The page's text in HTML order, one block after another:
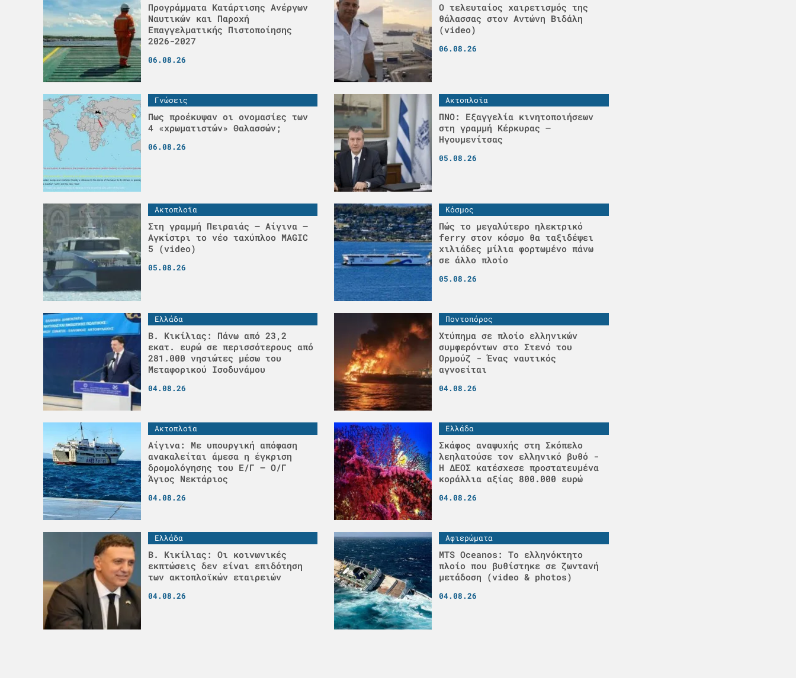
Προγράμματα Κατάρτισης Ανέργων
Ναυτικών και Παροχή
Επαγγελματικής Πιστοποίησης
2026-2027
06.08.26
Ο τελευταίος χαιρετισμός της
θάλασσας στον Αντώνη Βιδάλη
(video)
06.08.26
Γνώσεις
Πως προέκυψαν οι ονομασίες των
4 «χρωματιστών» Θαλασσών;
06.08.26
Ακτοπλοϊα
ΠΝΟ: Εξαγγελία κινητοποιήσεων
στη γραμμή Κέρκυρας –
Ηγουμενίτσας
05.08.26
Ακτοπλοϊα
Στη γραμμή Πειραιάς – Αίγινα –
Αγκίστρι το νέο ταχύπλοο MAGIC
5 (video)
05.08.26
Κόσμος
Πώς το μεγαλύτερο ηλεκτρικό
ferry στον κόσμο θα ταξιδέψει
χιλιάδες μίλια φορτωμένο πάνω
σε άλλο πλοίο
05.08.26
Ελλάδα
Β. Κικίλιας: Πάνω από 23,2
εκατ. ευρώ σε περισσότερους από
281.000 νησιώτες μέσω του
Μεταφορικού Ισοδυνάμου
04.08.26
Ποντοπόρος
Χτύπημα σε πλοίο ελληνικών
συμφερόντων στο Στενό του
Ορμούζ - Ένας ναυτικός
αγνοείται
04.08.26
Ακτοπλοϊα
Αίγινα: Με υπουργική απόφαση
ανακαλείται άμεσα η έγκριση
δρομολόγησης του Ε/Γ – Ο/Γ
Άγιος Νεκτάριος
04.08.26
Ελλάδα
Σκάφος αναψυχής στη Σκόπελο
λεηλατούσε τον ελληνικό βυθό -
H ΔΕΟΣ κατέσχεσε προστατευμένα
κοράλλια αξίας 800.000 ευρώ
04.08.26
Ελλάδα
Β. Κικίλιας: Οι κοινωνικές
εκπτώσεις δεν είναι επιδότηση
των ακτοπλοϊκών εταιρειών
04.08.26
Αφιερώματα
MTS Oceanos: Το ελληνόκτητο
πλοίο που βυθίστηκε σε ζωντανή
μετάδοση (video & photos)
04.08.26